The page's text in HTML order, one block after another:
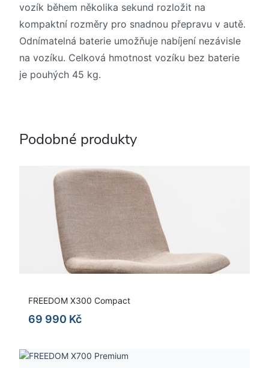
vozík během několika sekund rozložit na
kompaktní rozměry pro snadnou přepravu v autě.
Odnímatelná baterie umožňuje nabíjení nezávisle
na vozíku. Celková hmotnost vozíku bez baterie
je pouhých 45 kg.
Podobné produkty
FREEDOM X300 Compact
69 990 Kč